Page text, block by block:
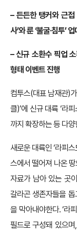
– 든든한 탱커와 근접
사’와 룬 ‘불굴·침투’
– 신규 소환수 픽업
형태 이벤트 진행
컴투스(대표 남재관)
클)’에 신규 대륙 ‘라
까지 확장하는 등 다
새로운 대륙인 ‘라피
스에서 떨어져 나온
자료가 남아 있는 곳
갈라곤 생존자들을
을 막아내야한다. ‘라
필드로 구성돼 있으며